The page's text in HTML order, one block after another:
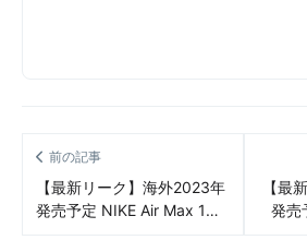
前の記事
【最新リーク】海外2023年
発売予定 NIKE Air Max 1
【最
発売